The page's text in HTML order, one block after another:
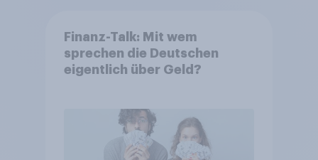
Finanz-Talk: Mit wem
sprechen die Deutschen
eigentlich über Geld?